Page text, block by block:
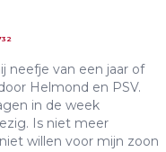
neefje van een jaar of
Helmond en PSV.
in de week
Is niet meer
willen voor mijn zoon